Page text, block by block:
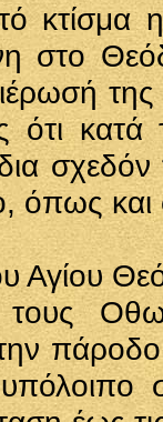
κτίσμα
στο
της
ότι
όπως
Αγίου